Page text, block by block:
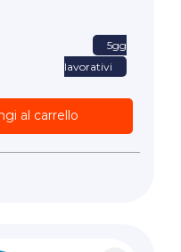
5gg
lavorativi
al carrello